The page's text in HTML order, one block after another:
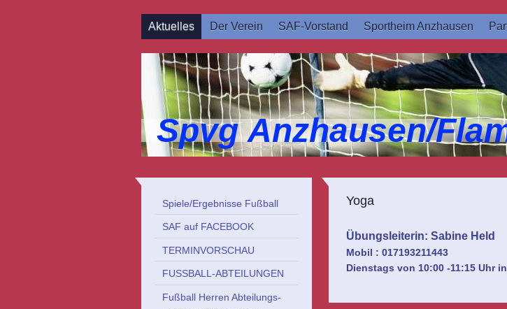
Aktuelles Der Verein SAF-Vorstand Sportheim Anzhausen
Spvg Anzhausen/
Yoga
Übungsleiterin: Sabine Held
Mobil : 017193211443
Dienstags von 10:00 -11:15 Uhr
Spiele/Ergebnisse Fußball
SAF auf FACEBOOK
TERMINVORSCHAU
FUSSBALL-ABTEILUNGEN
Fußball Herren Abteilungs-